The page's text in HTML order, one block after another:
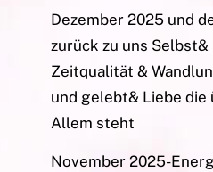
Dezember 2025 und
zurück zu uns Selbst&
Zeitqualität &
und gelebt& Liebe die
Allem steht
November 2025-